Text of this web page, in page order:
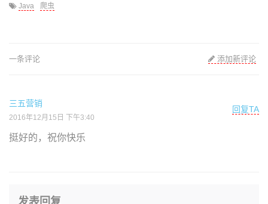
Java 爬虫
一条评论 添加新评论
三五营销
2016年12月15日 下午3:40
回复TA
挺好的，祝你快乐
发表回复